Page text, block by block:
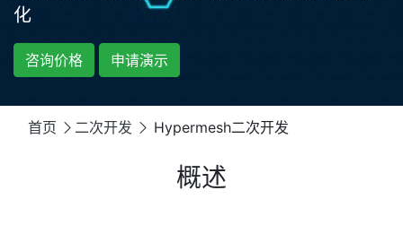
化
咨询价格 申请演示
首页 二次开发 Hypermesh二次开发
概述